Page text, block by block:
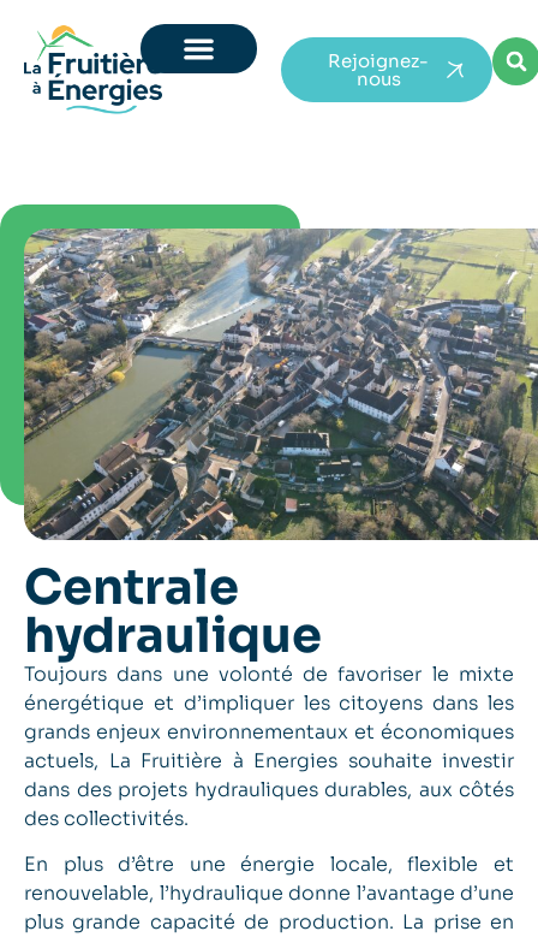
Rejoignez-
nous
Centrale
hydraulique
Toujours dans une volonté de favoriser le mixte
énergétique et d’impliquer les citoyens dans les
grands enjeux environnementaux et économiques
actuels, La Fruitière à Energies souhaite investir
dans des projets hydrauliques durables, aux côtés
des collectivités.
En plus d’être une énergie locale, flexible et
renouvelable, l’hydraulique donne l’avantage d’une
plus grande capacité de production. La prise en